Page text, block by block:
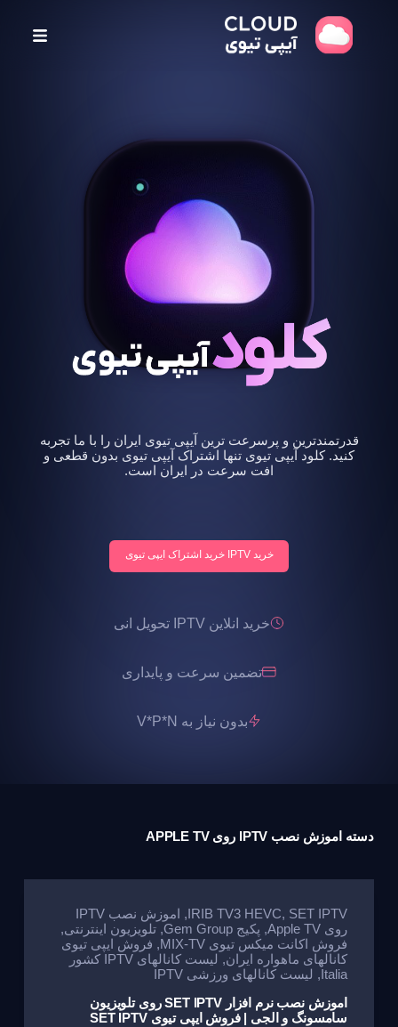
قدرتمندترین و پرسرعت ترین آیپی تیوی ایران را با ما تجربه
کنید. کلود آیپی تیوی تنها اشتراک آیپی تیوی بدون قطعی و
افت سرعت در ایران است.
خرید IPTV خرید اشتراک ایپی تیوی
خرید انلاین IPTV تحویل انی
تضمین سرعت و پایداری
بدون نیاز به V*P*N
دسته اموزش نصب IPTV روی APPLE TV
IRIB TV3 HEVC, SET IPTV
,
اموزش نصب IPTV
روی Apple TV
, پکیج Gem Group , تلویزیون اینترنتی,
فروش اکانت میکس تیوی MIX-TV
, فروش ایپی تیوی
کانالهای ماهواره ایران,
لیست کانالهای IPTV کشور
Italia
, لیست کانالهای ورزشی IPTV
اموزش نصب نرم افزار SET IPTV روی تلویزیون
سامسونگ و الجی | فروش ایپی تیوی SET IPTV